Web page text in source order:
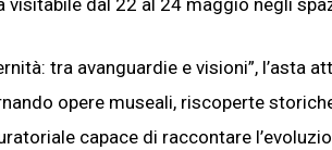
visitabile dal 22 al 24 maggio negli
tra avanguardie e visioni”, l’asta
opere museali, riscoperte
capace di raccontare